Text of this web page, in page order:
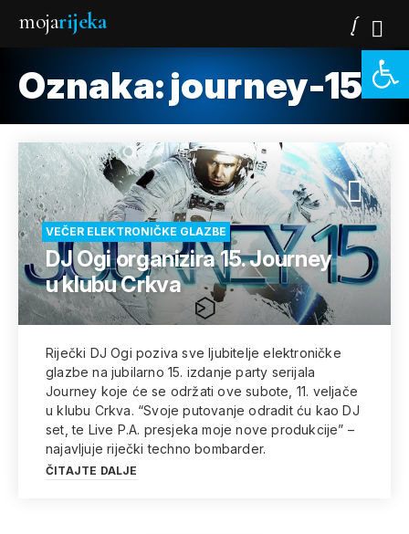
mojarijeka
Oznaka:journey-15
VEČER ELEKTRONIČKE GLAZBE
DJ Ogi organizira 15. Journey
u klubu Crkva
Riječki DJ Ogi poziva sve ljubitelje elektroničke
glazbe na jubilarno 15. izdanje party serijala
Journey koje će se održati ove subote, 11. veljače
u klubu Crkva. “Svoje putovanje odradit ću kao DJ
set, te Live P.A. presjeka moje nove produkcije” –
najavljuje riječki techno bombarder.
ČITAJTE DALJE